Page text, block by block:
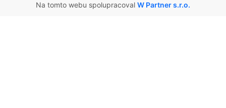
Na tomto webu spolupracoval W Partner s.r.o.